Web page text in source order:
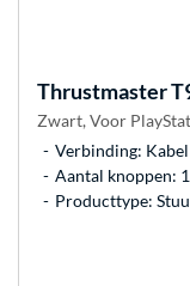
Thrustmaster
Zwart, Voor
Verbinding: Kabel
Aantal knoppen:
Producttype: